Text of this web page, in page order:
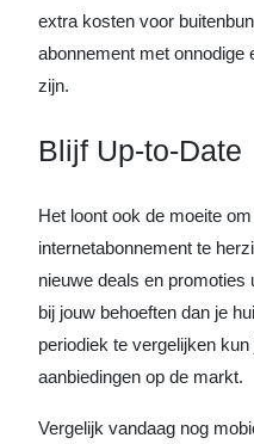
extra kosten voor
abonnement met onnodige
zijn.
Blijf Up-to-Date
Het loont ook de moeite
internetabonnement te
nieuwe deals en promoties
bij jouw behoeften dan je
periodiek te vergelijken
aanbiedingen op de markt.
Vergelijk vandaag nog